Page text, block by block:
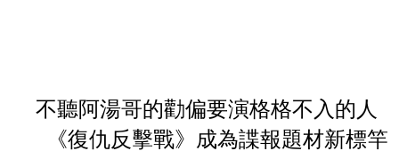
不聽阿湯哥的勸偏要演格格不入的人
《復仇反擊戰》成為諜報題材新標竿